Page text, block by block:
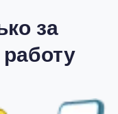
за